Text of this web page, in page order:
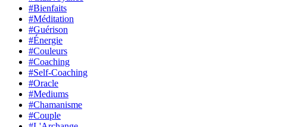
#Bienfaits
#Méditation
#Guérison
#Énergie
#Couleurs
#Coaching
#Self-Coaching
#Oracle
#Mediums
#Chamanisme
#Couple